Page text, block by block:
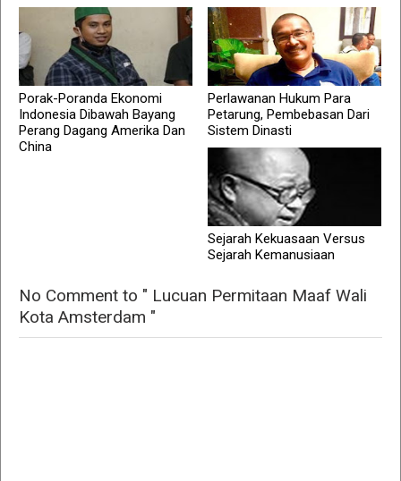
Porak-Poranda Ekonomi
Indonesia Dibawah Bayang
Perang Dagang Amerika Dan
China
Perlawanan Hukum Para
Petarung, Pembebasan Dari
Sistem Dinasti
Sejarah Kekuasaan Versus
Sejarah Kemanusiaan
No Comment to " Lucuan Permitaan Maaf Wali
Kota Amsterdam "